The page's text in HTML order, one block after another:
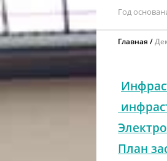
Год
Главная
План